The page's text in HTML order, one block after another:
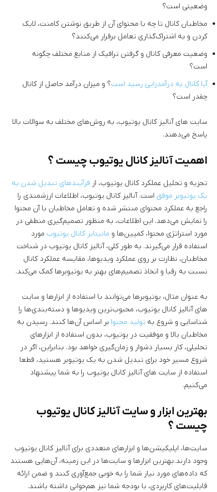
وضعیتی است؟
مخاطبان کانال تا چه با محتوای آن از طریق نوشتن کامنت، لایک
کردن و به اشتراک‌گذاری تعامل برقرار می‌کنند؟
وضعیت معرفی کانال و گرفتن ترافیک از منابع مختلف چگونه
است؟
آیا کانال به درآمدزایی رسید است؟ و میزان درآمد حاصل از کانال
چقدر است؟
سایت های آنالیز کانال یوتیوب، به روش‌های مختلف به سوالات بالا
پاسخ می‌دهند.
اهمیت آنالیز کانال یوتیوب چیست ؟
تجزیه و تحلیل عملکرد کانال یوتیوب، از فرآیندهای تبدیل شدن به
یک یوتیوبر موفق است. آنالیز کانال یوتبوب، اطلاعات ارزشمندی را
راجع به عملکرد محتوای منتشر شده و تعامل مخاطبان با آن محتوا
را نمایش می‌دهد. این اطلاعات، به منظور تصمیم‌گیری منطقی در
مورد استراتژی محتوا، کمپین‌ها و مانیتایز کانال یوتیوب مورد
استفاده قرار می‌گیرند. به طور کلی، آنالیز کانال یوتیوب در شناخت
مخاطبان، نظارت بر روی عملکرد ویدیوها، مقایسه عملکرد کانال
نسبت به رقبا و اتخاذ تصمیم‌های بهتر به یوتیوبرها کمک می‌کند.
به عنوان مثال، یوتیوبرها می‌توانند با استفاده از ابزارها و سایت
های آنالیز کانال یوتیوب، محبوب‌ترین ویدیوها و دسته‌بندی‌ها را
شناسایی و شروع به تولید محتوا بر اساس آن‌ها کنند. رسیدن به
مخاطبان بالا و موفقیت در یوتیوب، بدون استفاده از ابزارهای
تحلیلی، کار بسیار دشوار و زمان‌گیری خواهد بود. بنابراین، اگر در
شروع مسیر خود برای تبدیل شدن به یک یوتیوبر هستید، قطعا
استفاده از سایت های آنالیز کانال یوتیوب را به شما پیشنهاد
می‌کنیم.
بهترین ابزار و سایت آنالیز کانال یوتیوب
چیست ؟
سایت‌ها، اپلیکیشن‌ها و ابزارهای متعددی برای آنالیز کانال یوتیوب
وجود دارند. بهترین ابزارها و سایت‌ها در این زمینه، آن‌هایی هستند
که داده‌های مورد نیاز شما را به خوبی جمع‌آوری کنند و ضمن ارائه
قابلیت‌های کاربردی، با بودجه شما نیز هم‌خوانی داشته باشند.